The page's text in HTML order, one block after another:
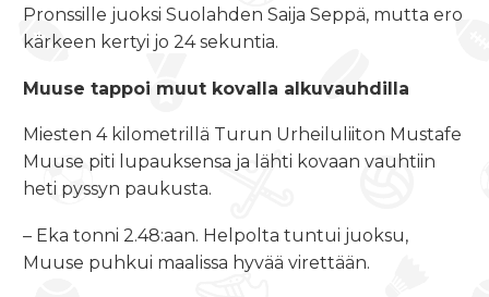
Pronssille juoksi Suolahden Saija Seppä, mutta ero
kärkeen kertyi jo 24 sekuntia.
Muuse tappoi muut kovalla alkuvauhdilla
Miesten 4 kilometrillä Turun Urheiluliiton Mustafe
Muuse piti lupauksensa ja lähti kovaan vauhtiin
heti pyssyn paukusta.
– Eka tonni 2.48:aan. Helpolta tuntui juoksu,
Muuse puhkui maalissa hyvää virettään.